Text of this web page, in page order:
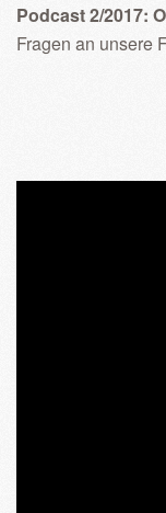
Podcast 2/2017:
Fragen an unsere